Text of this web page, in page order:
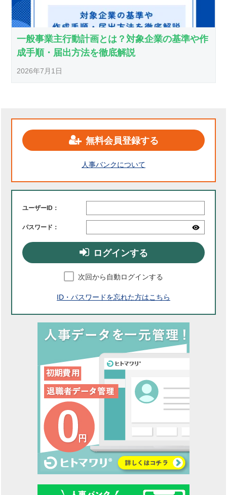
一般事業主行動計画とは？対象企業の基準や作
成手順・届出方法を徹底解説
2026年7月1日
無料会員登録する
人事バンクについて
ユーザーID：
パスワード：
ログインする
次回から自動ログインする
ID・パスワードを忘れた方はこちら